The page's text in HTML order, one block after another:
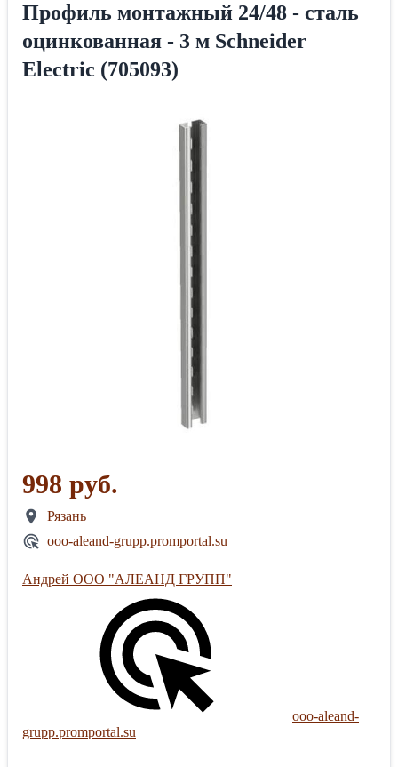
Профиль монтажный 24/48 - сталь
оцинкованная - 3 м Schneider
Electric (705093)
998 руб.
Рязань
ooo-aleand-grupp.promportal.su
Андрей ООО "АЛЕАНД ГРУПП"
ooo-aleand-
grupp.promportal.su